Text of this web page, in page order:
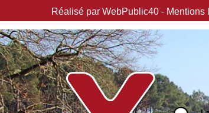
Réalisé par WebPublic40 - Mentions